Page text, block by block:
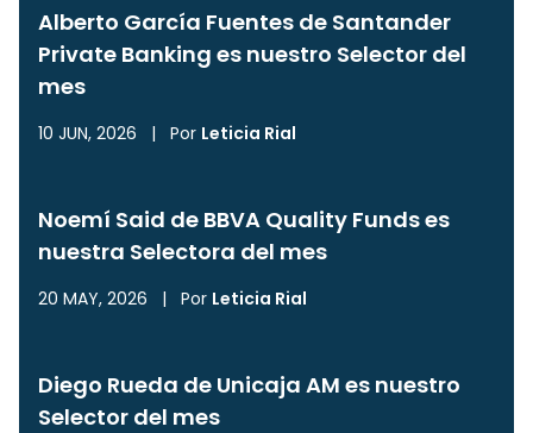
Alberto García Fuentes de Santander
Private Banking es nuestro Selector del
mes
10 JUN, 2026 | Por Leticia Rial
Noemí Said de BBVA Quality Funds es
nuestra Selectora del mes
20 MAY, 2026 | Por Leticia Rial
Diego Rueda de Unicaja AM es nuestro
Selector del mes